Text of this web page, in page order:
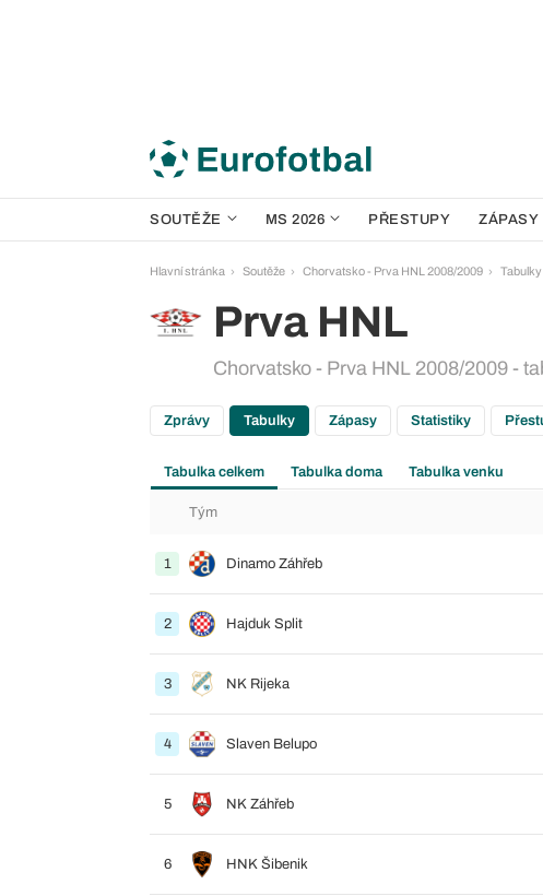
SOUTĚŽE MS 2026 PŘESTUPY ZÁPASY
Hlavní stránka Soutěže Chorvatsko - Prva HNL 2008/2009 Tabulky
Prva HNL
Chorvatsko - Prva HNL 2008/2009 -
Zprávy Tabulky Zápasy Statistiky
Tabulka celkem Tabulka doma Tabulka venku
Tým
1 Dinamo Záhřeb
2 Hajduk Split
3 NK Rijeka
4 Slaven Belupo
5 NK Záhřeb
6 HNK Šibenik